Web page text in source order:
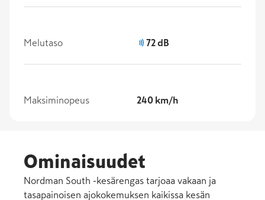
Melutaso 72 dB
Maksiminopeus 240 km/h
Ominaisuudet
Nordman South -kesärengas tarjoaa vakaan ja
tasapainoisen ajokokemuksen kaikissa kesän